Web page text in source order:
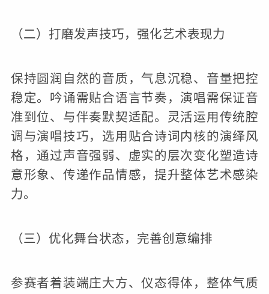
（二）打磨发声技巧，强化艺术表现力
保持圆润自然的音质，气息沉稳、音量把控
稳定。吟诵需贴合语言节奏，演唱需保证音
准到位、与伴奏默契适配。灵活运用传统腔
调与演唱技巧，选用贴合诗词内核的演绎风
格，通过声音强弱、虚实的层次变化塑造诗
意形象、传递作品情感，提升整体艺术感染
力。
（三）优化舞台状态，完善创意编排
参赛者着装端庄大方、仪态得体，整体气质